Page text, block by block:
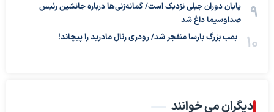
پایان دوران جبلی نزدیک است/ گمانه‌زنی‌ها درباره جانشین رئیس
صداوسیما داغ شد
بمب بزرگ بارسا منفجر شد/ رودری رئال مادرید را پیچاند!
دیگران می خوانند